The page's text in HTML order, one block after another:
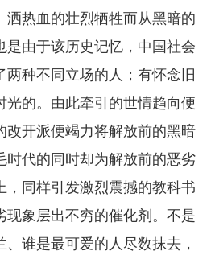
洒热血的壮烈牺牲而从黑暗的
是由于该历史记忆，中国社会
两种不同立场的人；有怀念旧
光的。由此牵引的世情趋向便
改开派便竭力将解放前的黑暗
时代的同时却为解放前的恶劣
，同样引发激烈震撼的教科书
现象层出不穷的催化剂。不是
谁是最可爱的人尽数抹去，